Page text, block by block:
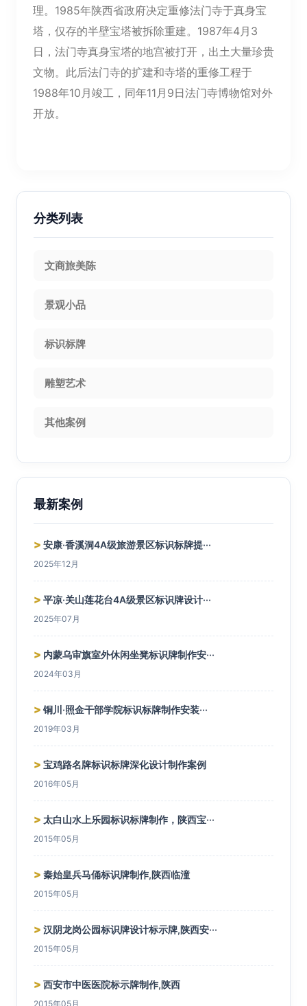
理。1985年陕西省政府决定重修法门寺于真身宝
塔，仅存的半壁宝塔被拆除重建。1987年4月3
日，法门寺真身宝塔的地宫被打开，出土大量珍贵
文物。此后法门寺的扩建和寺塔的重修工程于
1988年10月竣工，同年11月9日法门寺博物馆对外
开放。
分类列表
文商旅美陈
景观小品
标识标牌
雕塑艺术
其他案例
最新案例
> 安康·香溪洞4A级旅游景区标识标牌提···
2025年12月
> 平凉·关山莲花台4A级景区标识牌设计···
2025年07月
> 内蒙乌审旗室外休闲坐凳标识牌制作安···
2024年03月
> 铜川·照金干部学院标识标牌制作安装···
2019年03月
> 宝鸡路名牌标识标牌深化设计制作案例
2016年05月
> 太白山水上乐园标识标牌制作，陕西宝···
2015年05月
> 秦始皇兵马俑标识牌制作,陕西临潼
2015年05月
> 汉阴龙岗公园标识牌设计标示牌,陕西安···
2015年05月
> 西安市中医医院标示牌制作,陕西
2015年05月